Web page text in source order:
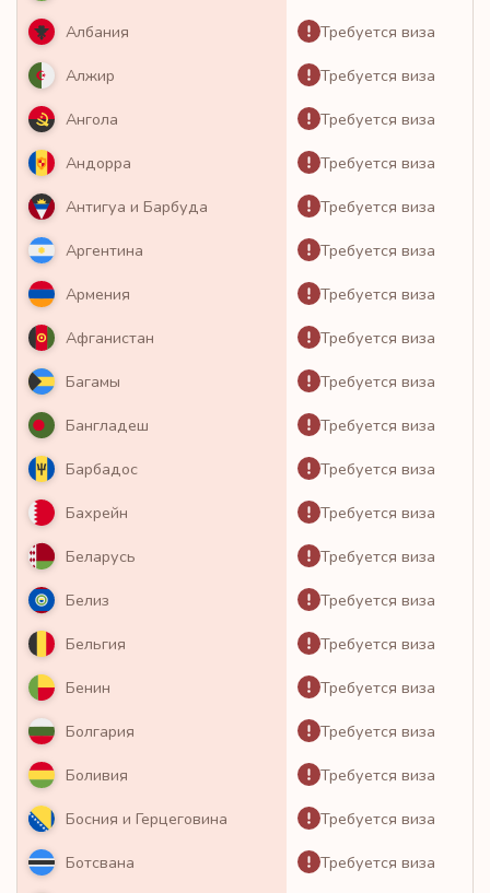
Албания Требуется виза
Алжир Требуется виза
Ангола Требуется виза
Андорра Требуется виза
Антигуа и Барбуда Требуется виза
Аргентина Требуется виза
Армения Требуется виза
Афганистан Требуется виза
Багамы Требуется виза
Бангладеш Требуется виза
Барбадос Требуется виза
Бахрейн Требуется виза
Беларусь Требуется виза
Белиз Требуется виза
Бельгия Требуется виза
Бенин Требуется виза
Болгария Требуется виза
Боливия Требуется виза
Босния и Герцеговина Требуется виза
Ботсвана Требуется виза